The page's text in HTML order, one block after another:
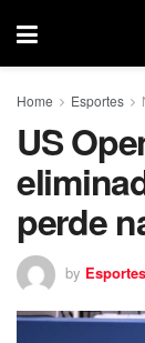
Home Esportes
US
perde
by